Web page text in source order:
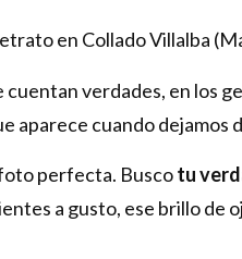
en Collado Villalba
cuentan verdades, en los
aparece cuando dejamos
perfecta. Buscotu
a gusto, ese brillo de